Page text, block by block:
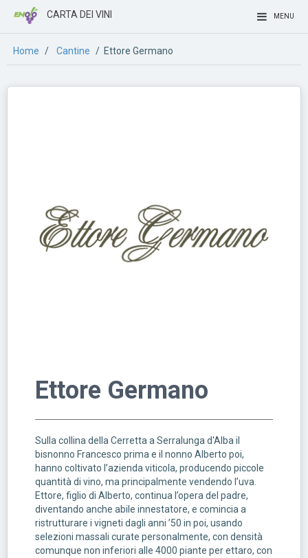
MENU
CARTA DEI VINI
Home / Cantine / Ettore Germano
Ettore Germano
Sulla collina della Cerretta a Serralunga d'Alba il
bisnonno Francesco prima e il nonno Alberto poi,
hanno coltivato l’azienda viticola, producendo piccole
quantità di vino, ma principalmente vendendo l’uva.
Ettore, figlio di Alberto, continua l’opera del padre,
diventando anche abile innestatore, e comincia a
ristrutturare i vigneti dagli anni ’50 in poi, usando
selezioni massali curate personalmente, con densità
comunque non inferiori alle 4000 piante per ettaro, con